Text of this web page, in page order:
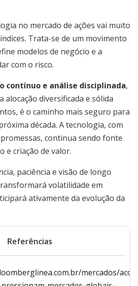
no mercado de ações vai muito
Trata-se de um movimento
modelos de negócio e a
com o risco.
contínuo e análise disciplinada,
alocação diversificada e sólida
é o caminho mais seguro para
década. A tecnologia, com
continua sendo fonte
e criação de valor.
paciência e visão de longo
volatilidade em
ativamente da evolução da
Referências
mercados/